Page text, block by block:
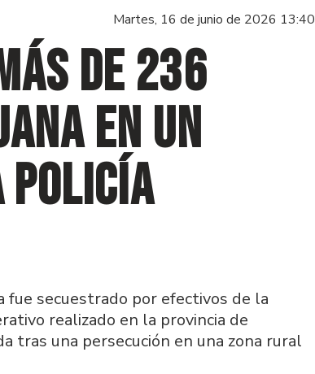
Martes, 16 de junio de 2026 13:40
de 236
en un
Policía
secuestrado por efectivos de la
realizado en la provincia de
tras una persecución en una zona rural